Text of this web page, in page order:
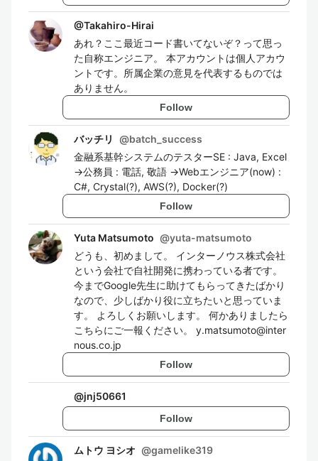
@Takahiro-Hirai
あれ？ここ最近コード書いてないぞ？って思っ
た自称エンジニア。 本アカウントは個人アカウ
ントです。所属企業の意見を代表するものでは
ありません。
Follow
バッチリ @batch_success
金融系基幹システムのテスターSE : Java, Excel
→公務員 : 電話, 敬語 →Webエンジニア(now) :
C#, Crystal(?), AWS(?), Docker(?)
Follow
Yuta Matsumoto @yuta-matsumoto
どうも、初めまして。 インターノウス株式会社
という会社で自社開発に携わっている者です。
今までGoogle先生に助けてもらってきたばかり
なので、少しばかり役に立ちたいと思っていま
す。 よろしくお願いします。 何かありましたら
こちらにご一報ください。 y.matsumoto@inter
nous.co.jp
Follow
@jnj50661
Follow
ムトウ ヨシオ @gamelike319